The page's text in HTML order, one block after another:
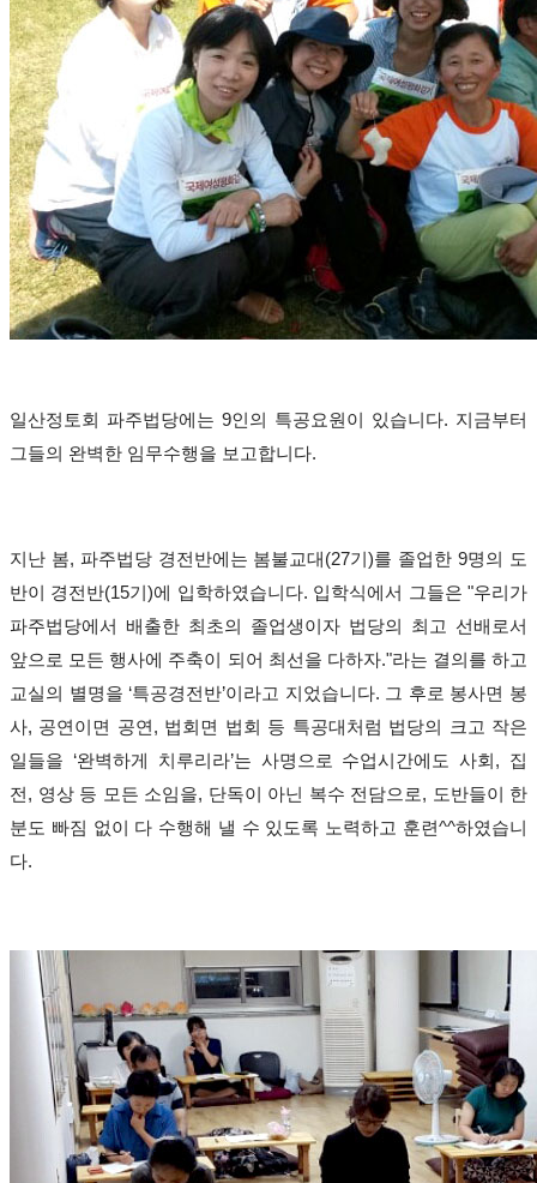
일산정토회 파주법당에는 9인의 특공요원이 있습니다. 지금부터
그들의 완벽한 임무수행을 보고합니다.
지난 봄, 파주법당 경전반에는 봄불교대 (27기)를 졸업한9명의 도
반이 경전반(15기)에 입학하였습니다. 입학식에서 그들은"우리가
파주법당에서 배출한 최초의 졸업생이자 법당의 최고 선배로서
앞으로 모든 행사에 주축이 되어 최선을 다하자."라는 결의를 하고
교실의 별명을 ‘특공경전반’이라고 지었습니다. 그 후로 봉사면 봉
사, 공연이면 공연 , 법회면 법회 등 특공대처럼 법당의 크고 작은
일들을 ‘완벽하게 치루리라’는 사명으로 수업시간에도 사회 , 집
전 , 영상 등 모든 소임을, 단독이 아닌 복수 전담으로, 도반들이 한
분도 빠짐 없이 다 수행해 낼 수 있도록 노력하고 훈련^^하였습니
다.